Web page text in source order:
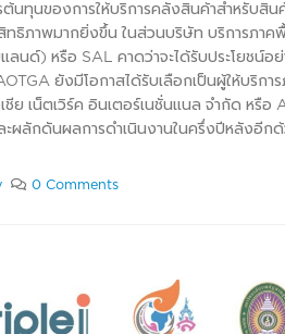
นทุนของการให้บริการคลังสินค้าสำหรับสิ
ทธิภาพมากยิ่งขึ้น ในส่วนบริษัท บริการภา
นด์) หรือ SAL คาดว่าจะได้รับประโยชน์
ยังมีโอกาสได้รับเลือกเป็นผู้ให้บริ
ชีย เน็ตเวิร์ค อินเตอร์เนชั่นแนล จำกัด ห
ะผลักดันผลการดำเนินงานในครึ่งปีหลังอีก
0 Comments